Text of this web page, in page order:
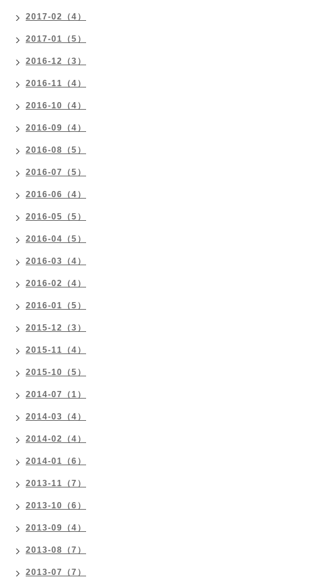
2017-02（4）
2017-01（5）
2016-12（3）
2016-11（4）
2016-10（4）
2016-09（4）
2016-08（5）
2016-07（5）
2016-06（4）
2016-05（5）
2016-04（5）
2016-03（4）
2016-02（4）
2016-01（5）
2015-12（3）
2015-11（4）
2015-10（5）
2014-07（1）
2014-03（4）
2014-02（4）
2014-01（6）
2013-11（7）
2013-10（6）
2013-09（4）
2013-08（7）
2013-07（7）